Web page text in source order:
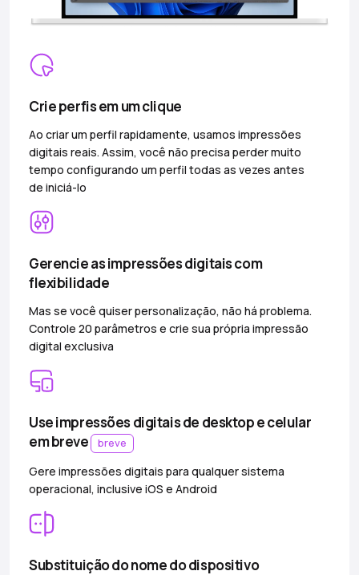
Crie perfis em um clique
Ao criar um perfil rapidamente, usamos impressões
digitais reais. Assim, você não precisa perder muito
tempo configurando um perfil todas as vezes antes
de iniciá-lo
Gerencie as impressões digitais com
flexibilidade
Mas se você quiser personalização, não há problema.
Controle 20 parâmetros e crie sua própria impressão
digital exclusiva
Use impressões digitais de desktop e celular
em breve breve
Gere impressões digitais para qualquer sistema
operacional, inclusive iOS e Android
Substituição do nome do dispositivo